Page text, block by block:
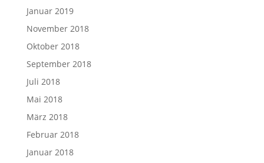
Januar 2019
November 2018
Oktober 2018
September 2018
Juli 2018
Mai 2018
März 2018
Februar 2018
Januar 2018